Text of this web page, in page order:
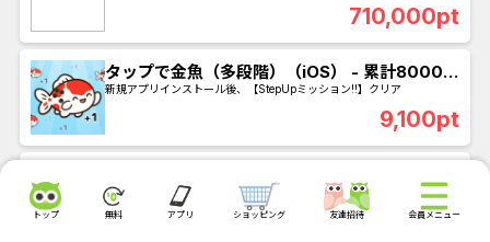
710,000pt
タップで金魚（多段階）（iOS） - 累計8000ポ
イントを獲得
新規アプリインストール後、【StepUpミッション!!】クリア
9,100pt
8000ポイントを獲得
新規アプリインストール後、【StepUpミッション!!】クリア
9,100pt
トップ 無料 アプリ ショッピング 友達招待 会員メニュー